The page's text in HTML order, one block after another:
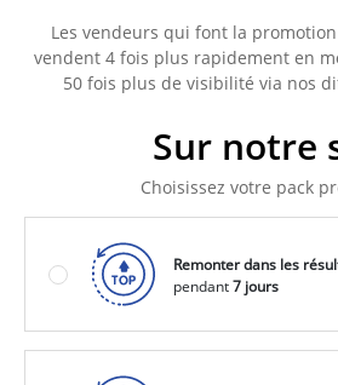
Les vendeurs qui font la
vendent 4 fois plus rapidement en
50 fois plus de visibilité via nos
Sur notre
Choisissez votre pack
Remonter dans les
pendant7 jours